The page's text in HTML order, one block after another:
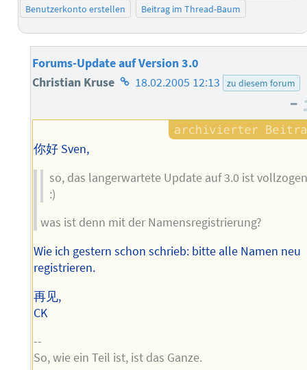
Benutzerkonto erstellen
Beitrag im Thread-Baum
Forums-Update auf Version 3.0
Christian Kruse Homepage
Autors
18.02.2005 12:13 zu diesem forum
–
你好 Sven,
so, das langerwartete Update auf 3.0 ist
:)
was ist denn mit der Namensregistrierung?
Wie ich gestern schon schrieb: bitte alle Namen neu
registrieren.
再见,
CK
--
So, wie ein Teil ist, ist das Ganze.